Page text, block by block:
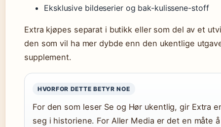
Eksklusive bildeserier og bak-kulissene-stoff
Extra kjøpes separat i butikk eller som del av et
den som vil ha mer dybde enn den ukentlige
supplement.
HVORFOR DETTE BETYR NOE
For den som leser Se og Hør ukentlig, gir Extra
seg i historiene. For Aller Media er det en måte